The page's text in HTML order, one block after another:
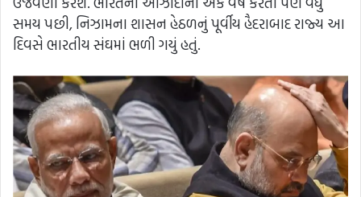
સમય પછી, નિઝામના શાસન હેઠળનું પૂર્વીય હૈદરાબાદ રાજ્ય આ
દિવસે ભારતીય સંઘમાં ભળી ગયું હતું.